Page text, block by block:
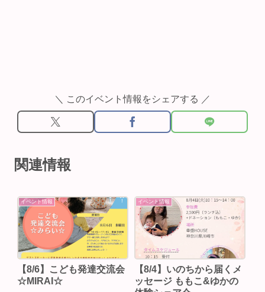
＼ このイベント情報をシェアする ／
関連情報
イベント情報
【8/6】こども発達交流会
☆MIRAI☆
イベント情報
【8/4】いのちから届くメ
ッセージ ももこ&ゆかの